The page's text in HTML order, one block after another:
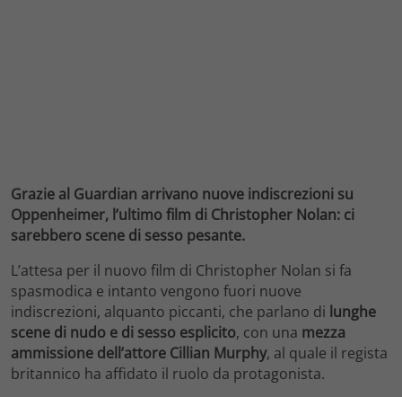
Grazie al Guardian arrivano nuove indiscrezioni su
Oppenheimer, l’ultimo film di Christopher Nolan: ci
sarebbero scene di sesso pesante.
L’attesa per il nuovo film di Christopher Nolan si fa
spasmodica e intanto vengono fuori nuove
indiscrezioni, alquanto piccanti, che parlano di lunghe
scene di nudo e di sesso esplicito, con una mezza
ammissione dell’attore Cillian Murphy, al quale il regista
britannico ha affidato il ruolo da protagonista.